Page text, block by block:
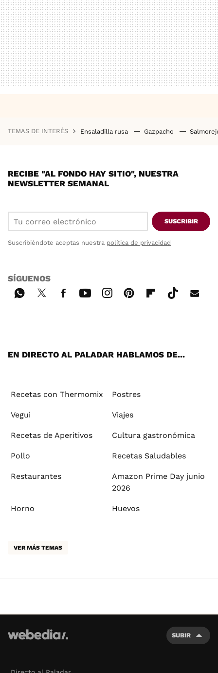
TEMAS DE INTERÉS Ensaladilla rusa Gazpacho
RECIBE "AL FONDO HAY SITIO", NUESTRA
NEWSLETTER SEMANAL
SUSCRIBIR
Suscribiéndote aceptas nuestra política de privacidad
SÍGUENOS
EN DIRECTO AL PALADAR HABLAMOS DE...
Recetas con Thermomix Postres
Vegui Viajes
Recetas de Aperitivos Cultura gastronómica
Pollo Recetas Saludables
Restaurantes
Amazon Prime Day junio
2026
Horno Huevos
VER MÁS TEMAS
SUBIR